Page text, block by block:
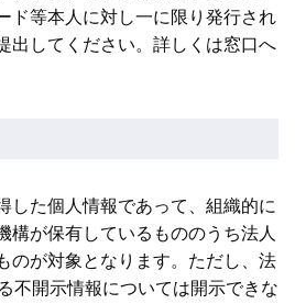
ド等本人に対し一に限り発行され
出してください。詳しくは窓口へ
した個人情報であって、組織的に
構が保有しているもののうち法人
のが対象となります。ただし、法
不開示情報については開示できな